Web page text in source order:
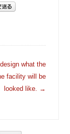
what the
facility will be
looked like. →